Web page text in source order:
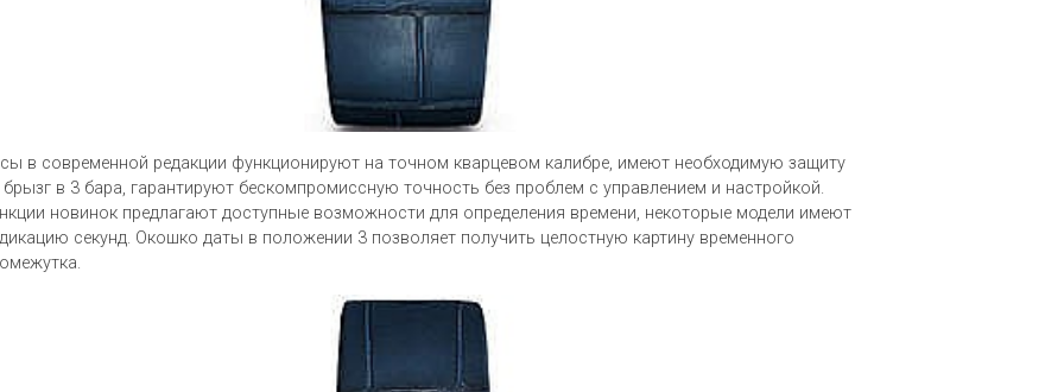
в современной редакции функционируют на точном кварцевом калибре, имеют необходимую защиту
брызг в 3 бара, гарантируют бескомпромиссную точность без проблем с управлением и настройкой.
новинок предлагают доступные возможности для определения времени, некоторые модели имеют
секунд. Окошко даты в положении 3 позволяет получить целостную картину временного